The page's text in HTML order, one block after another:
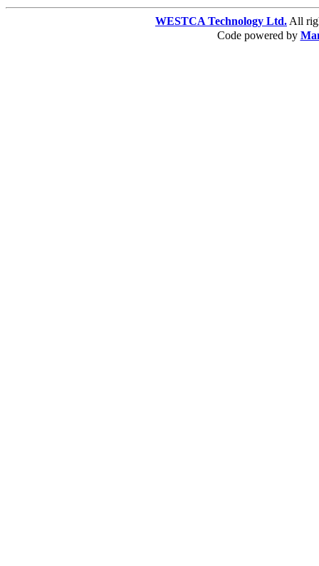
WESTCA Technology Ltd. All
Code powered by